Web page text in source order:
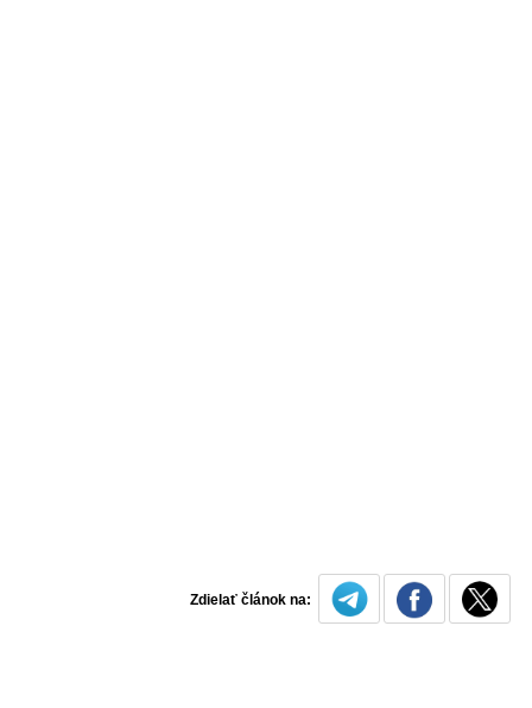
Zdielať článok na: